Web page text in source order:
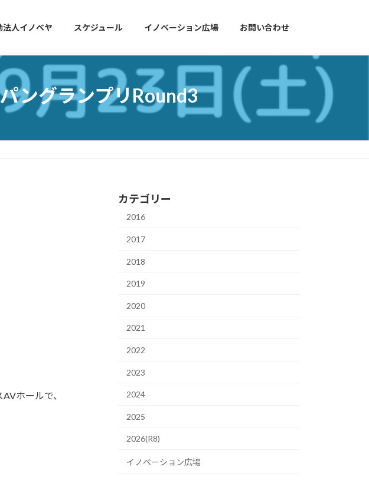
人イノベヤ スケジュール イノベーション広場 お問い合わせ
ングランプリRound3
ホールで、
カテゴリー
2016
2017
2018
2019
2020
2021
2022
2023
2024
2025
2026(R8)
イノベーション広場